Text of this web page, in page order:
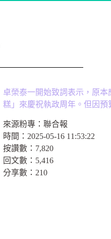
卓榮泰一開始致詞表示，原本
糕」來慶祝執政周年。但因
來源粉專： 聯合報
時間： 2025-05-16 11:53:22
按讚數： 7,820
回文數： 5,416
分享數： 210